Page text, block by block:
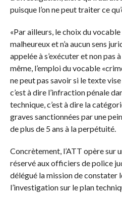
puisque l’on ne peut traiter ce
«Par ailleurs, le choix du
malheureux et n’a aucun sens
appelée à s’exécuter et non
même, l’emploi du vocable
ne peut pas savoir si le texte
c’est à dire l’infraction pénale
technique, c’est à dire la
graves sanctionnées par une
de plus de 5 ans à la perpétuité.
Concrètement, l’ATT opère sur
réservé aux officiers de police
délégué la mission de constater
l’investigation sur le plan